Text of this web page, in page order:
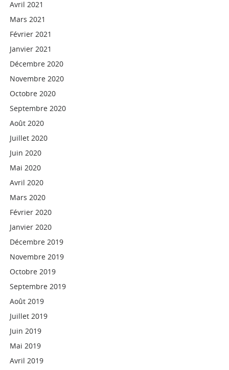
Avril 2021
Mars 2021
Février 2021
Janvier 2021
Décembre 2020
Novembre 2020
Octobre 2020
Septembre 2020
Août 2020
Juillet 2020
Juin 2020
Mai 2020
Avril 2020
Mars 2020
Février 2020
Janvier 2020
Décembre 2019
Novembre 2019
Octobre 2019
Septembre 2019
Août 2019
Juillet 2019
Juin 2019
Mai 2019
Avril 2019